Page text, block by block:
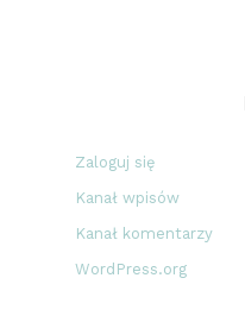
Zaloguj się
Kanał wpisów
Kanał komentarzy
WordPress.org